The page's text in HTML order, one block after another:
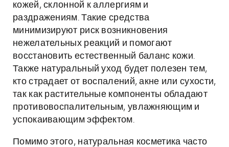
кожей, склонной к аллергиям и
раздражениям. Такие средства
минимизируют риск возникновения
нежелательных реакций и помогают
восстановить естественный баланс кожи.
Также натуральный уход будет полезен тем,
кто страдает от воспалений, акне или сухости,
так как растительные компоненты обладают
противовоспалительным, увлажняющим и
успокаивающим эффектом.
Помимо этого, натуральная косметика часто